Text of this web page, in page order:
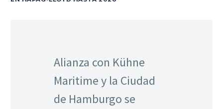
Alianza con Kühne
Maritime y la Ciudad
de Hamburgo se